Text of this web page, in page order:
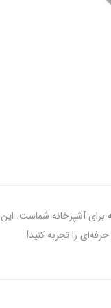
برای آشپزخانه
را تجربه کنید!